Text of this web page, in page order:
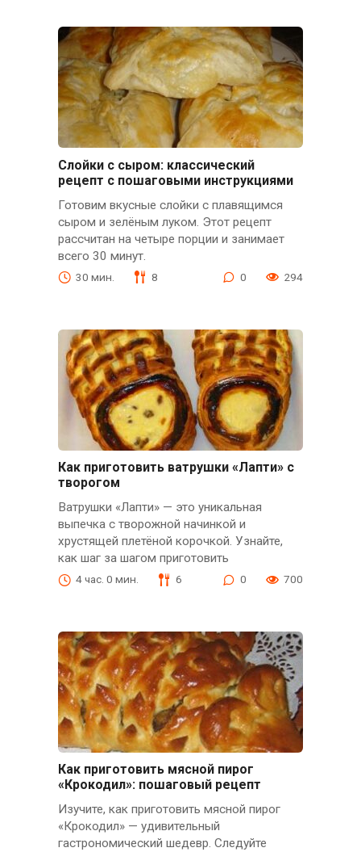
Слойки с сыром: классический
рецепт с пошаговыми инструкциями
Готовим вкусные слойки с плавящимся
сыром и зелёным луком. Этот рецепт
рассчитан на четыре порции и занимает
всего 30 минут.
30 мин. 8 0 294
Как приготовить ватрушки «Лапти» с
творогом
Ватрушки «Лапти» — это уникальная
выпечка с творожной начинкой и
хрустящей плетёной корочкой. Узнайте,
как шаг за шагом приготовить
4 час. 0 мин. 6 0 700
Как приготовить мясной пирог
«Крокодил»: пошаговый рецепт
Изучите, как приготовить мясной пирог
«Крокодил» — удивительный
гастрономический шедевр. Следуйте